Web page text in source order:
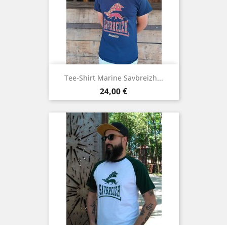
Tee-Shirt Marine Savbreizh...
Prix
24,00 €